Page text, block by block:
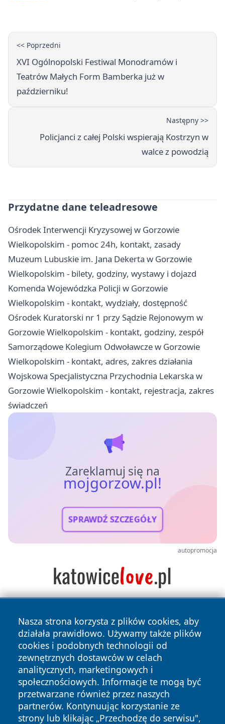
<< Poprzedni
XVI Ogólnopolski Festiwal Monodramów i
Teatrów Małych Form Bamberka już w
październiku!
Następny >>
Policjanci z całej Polski wspierają Kostrzyn w
walce z powodzią
Przydatne dane teleadresowe
Ośrodek Interwencji Kryzysowej w Gorzowie
Wielkopolskim - pomoc 24h, kontakt, zasady
Muzeum Lubuskie im. Jana Dekerta w Gorzowie
Wielkopolskim - bilety, godziny, wystawy i dojazd
Komenda Wojewódzka Policji w Gorzowie
Wielkopolskim - kontakt, wydziały, dostępność
Ośrodek Kuratorski nr 1 przy Sądzie Rejonowym w
Gorzowie Wielkopolskim - kontakt, godziny, zespół
Samorządowe Kolegium Odwoławcze w Gorzowie
Wielkopolskim - kontakt, adres, zakres działania
Wojskowa Specjalistyczna Przychodnia Lekarska w
Gorzowie Wielkopolskim - kontakt, rejestracja, zakres
świadczeń
Zareklamuj się na
mojgorzow.pl!
SPRAWDŹ SZCZEGÓŁY
autopromocja
Nasza strona korzysta z plików cookies, aby
działała prawidłowo. Używamy także plików
cookies i podobnych technologii od
zewnętrznych dostawców w celach
analitycznych, marketingowych i
społecznościowych. Informacje te mogą być
przetwarzane również przez naszych
partnerów. Kontynuując korzystanie ze
strony lub klikając „Przechodzę do serwisu",
Copyright © 2026 mojgorzow.pl Wszystkie prawa zastrzeżone.
News Autorzy
Polityka
Prywatności
Polityka
Cookies